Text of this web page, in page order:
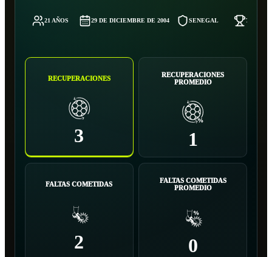
21 AÑOS 29 DE DICIEMBRE DE 2004 SENEGAL 70 KG
RECUPERACIONES
3
RECUPERACIONES
PROMEDIO
1
FALTAS COMETIDAS
2
FALTAS COMETIDAS
PROMEDIO
0